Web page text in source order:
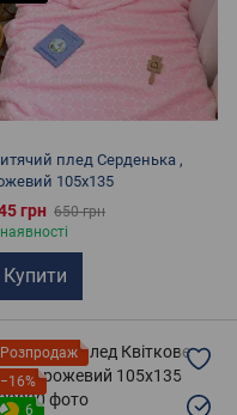
плед Серденька ,
105х135
грн 650 грн
Купити
Розпродаж
−16%
6